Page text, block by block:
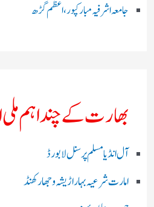
جامعہ اشرفیہ مبارکپور،اعظم گڑھ
بھارت کے چند اہم
آل انڈیا مسلم پرسنل لا بورڈ
امارت شرعیہ بہار اڑیشہ و جھارکھنڈ